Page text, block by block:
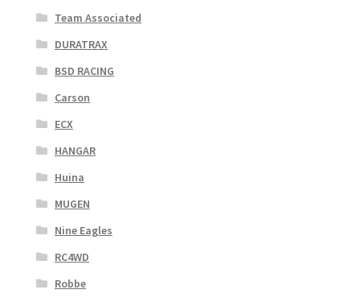
Team Associated
DURATRAX
BSD RACING
Carson
ECX
HANGAR
Huina
MUGEN
Nine Eagles
RC4WD
Robbe